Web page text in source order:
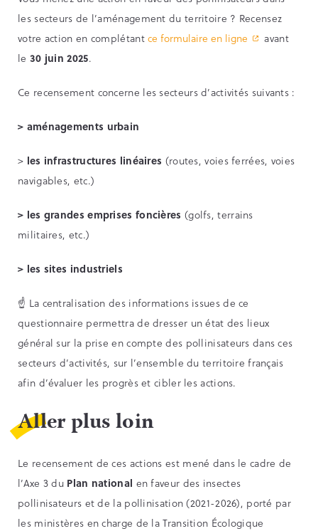
les secteurs de l’aménagement du territoire ? Recensez
votre action en complétantce formulaire en ligne
avant
le 30 juin 2025.
Ce recensement concerne les secteurs d’activités suivants :
> aménagements urbain
> les infrastructures linéaires (routes, voies ferrées, voies
navigables, etc.)
> les grandes emprises foncières (golfs, terrains
militaires, etc.)
> les sites industriels
☝️ La centralisation des informations issues de ce
questionnaire permettra de dresser un état des lieux
général sur la prise en compte des pollinisateurs dans ces
secteurs d’activités, sur l’ensemble du territoire français
afin d’évaluer les progrès et cibler les actions.
Aller plus loin
Le recensement de ces actions est mené dans le cadre de
l’Axe 3 du Plan national en faveur des insectes
pollinisateurs et de la pollinisation (2021-2026), porté par
les ministères en charge de la Transition Écologique